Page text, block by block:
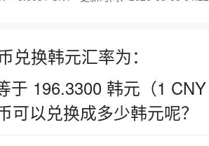
兑换韩元汇率为：
于 196.3300 韩元（1
可以兑换成多少韩元呢？